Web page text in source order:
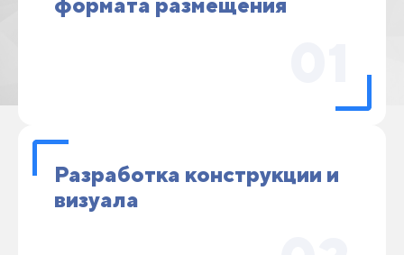
Разработка конструкции и
визуала